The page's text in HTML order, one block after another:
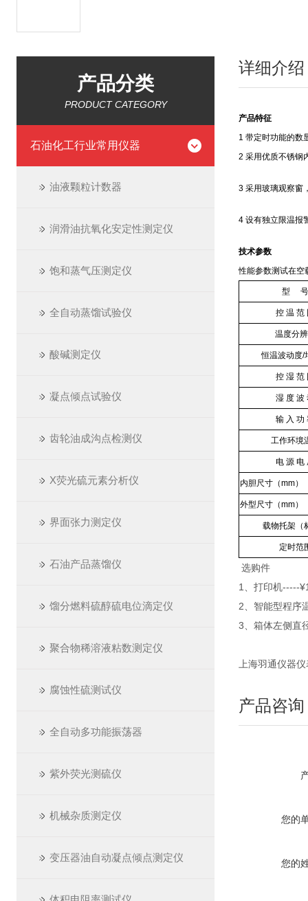
产品分类
PRODUCT CATEGORY
石油化工行业常用仪器
油液颗粒计数器
润滑油抗氧化安定性测定仪
饱和蒸气压测定仪
全自动蒸馏试验仪
酸碱测定仪
凝点倾点试验仪
齿轮油成沟点检测仪
X荧光硫元素分析仪
界面张力测定仪
石油产品蒸馏仪
馏分燃料硫醇硫电位滴定仪
聚合物稀溶液粘数测定仪
腐蚀性硫测试仪
全自动多功能振荡器
紫外荧光测硫仪
机械杂质测定仪
变压器油自动凝点倾点测定仪
详细介绍
产品特征
1 带定时功能的数
2 采用优质不锈钢
3 采用玻璃观察窗
4 设有独立限温报
技术参数
性能参数测试在空
型
控 温 范
温度分
恒温波动度/
控 湿 范
湿 度 波
输 入 功
工作环境
电 源 电
内胆尺寸（mm
外型尺寸（mm
载物托架（
定时范
选购件
1、打印机-----
2、智能型程序
3、箱体左侧直
上海羽通仪器
产品咨询
您的
您的